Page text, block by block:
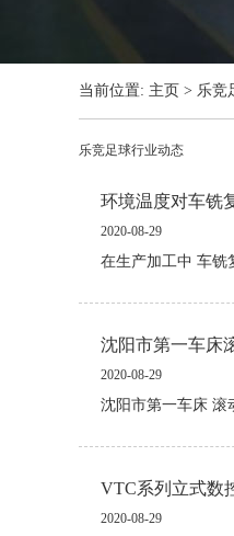
当前位置: 主页 > 乐竞
乐竞足球行业动态
环境温度对车铣
2020-08-29
在生产加工中 车铣
沈阳市第一车床
2020-08-29
沈阳市第一车床 滚
VTC系列立式数
2020-08-29